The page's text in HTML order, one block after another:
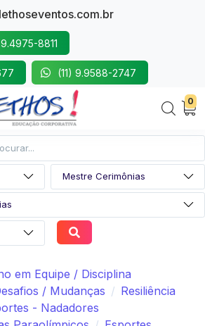
8811
(11) 9.9588-2747
0
em Equipe / Disciplina
/ Mudanças
Resiliência
- Nadadores